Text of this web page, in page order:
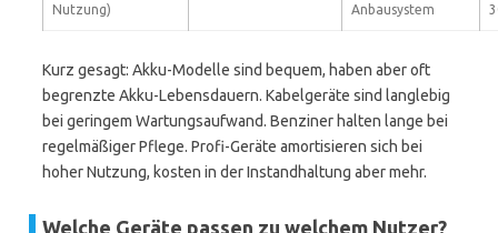
Nutzung)
Anbausystem
Kurz gesagt: Akku-Modelle sind bequem, haben aber oft
begrenzte Akku-Lebensdauern. Kabelgeräte sind langlebig
bei geringem Wartungsaufwand. Benziner halten lange bei
regelmäßiger Pflege. Profi-Geräte amortisieren sich bei
hoher Nutzung, kosten in der Instandhaltung aber mehr.
Welche Geräte passen zu welchem Nutzer?